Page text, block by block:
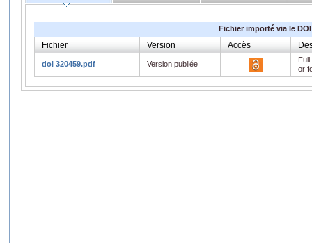
Fichier importé via le DOI
Fichier Version Accès
doi 320459.pdf Version publiée
or